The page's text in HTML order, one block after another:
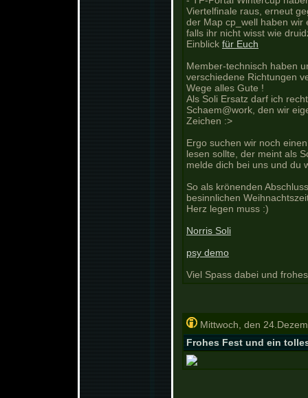
Viertelfinale raus, erneut
der Map cp_well haben wir
falls ihr nicht wisst wie
Einblick für Euch
Member-technisch haben
verschiedene Richtungen
Wege alles Gute !
Als Soli Ersatz darf ich
Schaem@work, den wir
Zeichen :>
Ergo suchen wir noch
lesen sollte, der meint als
melde dich bei uns und du
So als krönenden
besinnlichen
Herz legen muss :)
Norris Soli
psy demo
Viel Spass dabei und
Mittwoch, den
Frohes Fest und ein